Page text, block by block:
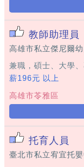
教師助理員
高雄市私立傑尼爾幼
兼職，碩士、大學
薪196元 以上
高雄市苓雅區
托育人員
臺北市私立宥宜托